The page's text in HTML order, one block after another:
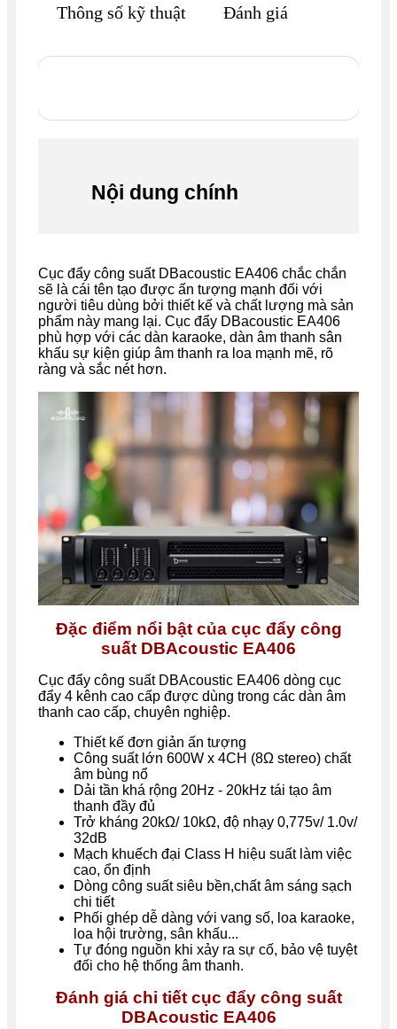
Thông số kỹ thuật Đánh giá
Nội dung chính
Cục đẩy công suất DBacoustic EA406 chắc chắn
sẽ là cái tên tạo được ấn tượng mạnh đối với
người tiêu dùng bởi thiết kế và chất lượng mà sản
phẩm này mang lại. Cục đẩy DBacoustic EA406
phù hợp với các dàn karaoke, dàn âm thanh sân
khấu sự kiện giúp âm thanh ra loa mạnh mẽ, rõ
ràng và sắc nét hơn.
Đặc điểm nổi bật của cục đẩy công
suất DBAcoustic EA406
Cục đẩy công suất DBAcoustic EA406 dòng cục
đẩy 4 kênh cao cấp được dùng trong các dàn âm
thanh cao cấp, chuyên nghiệp.
Thiết kế đơn giản ấn tượng
Công suất lớn 600W x 4CH (8Ω stereo) chất
âm bùng nổ
Dải tần khá rộng 20Hz - 20kHz tái tạo âm
thanh đầy đủ
Trở kháng 20kΩ/ 10kΩ, độ nhạy 0,775v/ 1.0v/
32dB
Mạch khuếch đại Class H hiệu suất làm việc
cao, ổn định
Dòng công suất siêu bền,chất âm sáng sạch
chi tiết
Phối ghép dễ dàng với vang số, loa karaoke,
loa hội trường, sân khấu...
Tự đóng nguồn khi xảy ra sự cố, bảo vệ tuyệt
đối cho hệ thống âm thanh.
Đánh giá chi tiết cục đẩy công suất
DBAcoustic EA406